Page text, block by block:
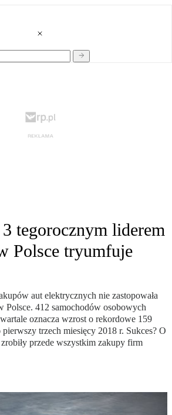
tegorocznym liderem
Polsce tryumfuje
aut elektrycznych nie zastopowała
Polsce. 412 samochodów osobowych
oznacza wzrost o rekordowe 159
trzech miesięcy 2018 r. Sukces? O
przede wszystkim zakupy firm